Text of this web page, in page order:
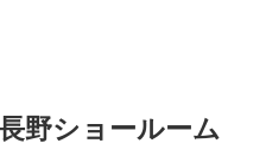
野ショールーム